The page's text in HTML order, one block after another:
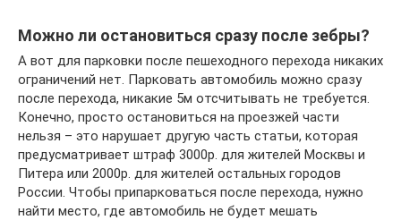
Можно ли остановиться сразу после зебры?
А вот для парковки после пешеходного перехода никаких
ограничений нет. Парковать автомобиль можно сразу
после перехода, никакие 5м отсчитывать не требуется.
Конечно, просто остановиться на проезжей части
нельзя – это нарушает другую часть статьи, которая
предусматривает штраф 3000р. для жителей Москвы и
Питера или 2000р. для жителей остальных городов
России. Чтобы припарковаться после перехода, нужно
найти место, где автомобиль не будет мешать